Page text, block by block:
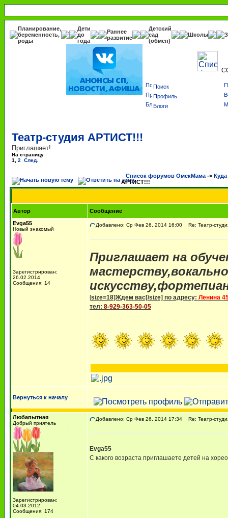
Планирование,
беременность,
роды
Дети
до
года
Раннее
развитие
Детский
сад
(обмен)
Школы
Поиск
Профиль
Блоги
Театр-студия АРТИСТ!!!
Приглашает!
На страницу
1
2 След.
Список форумов ОмскМама -> Куда
АРТИСТ!!!
Автор
Сообщение
Evga55
Новый знакомый
Зарегистрирован:
26.02.2014
Сообщения: 14
Добавлено: Ср Фев 26, 2014 16:00 Re: Театр-
Приглашает на
[size=18]Ждем вас[/size] по адресу: Ленина
тел: 8-929-363-50-05
Вернуться к началу
Любапытная
Добрый приятель
Зарегистрирован:
04.03.2012
Сообщения: 174
Добавлено: Ср Фев 26, 2014 17:34 Re: Театр-
Evga55
С какого возраста приглашаете детей на